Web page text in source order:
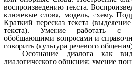
воспроизведению текста.
ключевые слова, модель, схему.
Краткий пересказ текста
текста). Умение работать с
обобщающими вопросами и
говорить (культура речевого общения)
Осознание диалога как
диалогического общения: умение